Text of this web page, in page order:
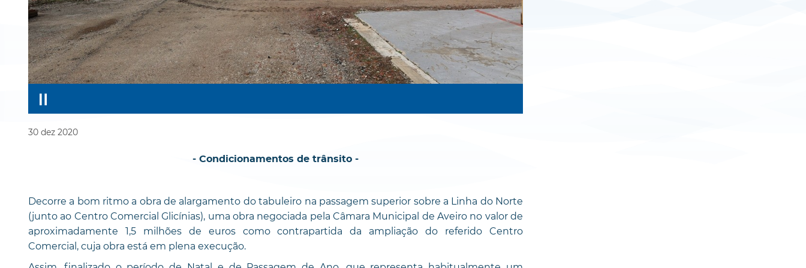
30 dez 2020
- Condicionamentos de trânsito -
Decorre a bom ritmo a obra de alargamento do tabuleiro na passagem superior sobre a Linha do Norte
(junto ao Centro Comercial Glicínias), uma obra negociada pela Câmara Municipal de Aveiro no valor de
aproximadamente 1,5 milhões de euros como contrapartida da ampliação do referido Centro
Comercial, cuja obra está em plena execução.